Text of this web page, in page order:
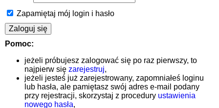
Zapamiętaj mój login i hasło
Pomoc:
jeżeli próbujesz zalogować się po raz pierwszy, to
najpierw się zarejestruj,
jeżeli jesteś już zarejestrowany, zapomniałeś loginu
lub hasła, ale pamiętasz swój adres e-mail podany
przy rejestracji, skorzystaj z procedury ustawienia
nowego hasła,